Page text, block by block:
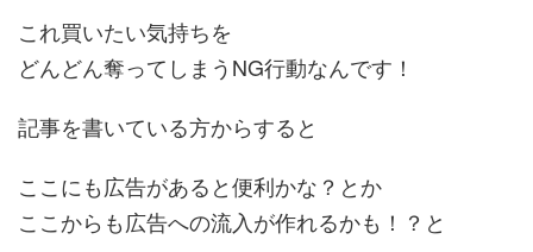
これ買いたい気持ちを
どんどん奪ってしまうNG行動なんです！
記事を書いている方からすると
ここにも広告があると便利かな？とか
ここからも広告への流入が作れるかも！？と